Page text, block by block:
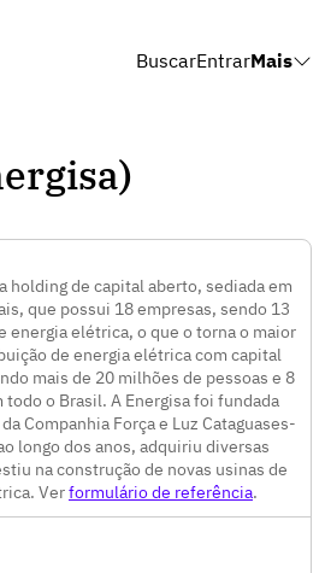
BuscarEntrarMais
holding de capital aberto, sediada em
que possui 18 empresas, sendo 13
energia elétrica, o que o torna o maior
de energia elétrica com capital
mais de 20 milhões de pessoas e 8
o Brasil. A Energisa foi fundada
Companhia Força e Luz Cataguases-
longo dos anos, adquiriu diversas
na construção de novas usinas de
Verformulário de referência.